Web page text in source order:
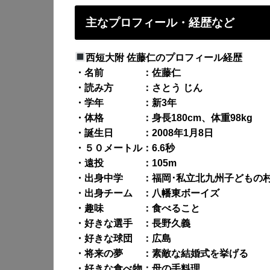
主なプロフィール・経歴など
西短大附 佐藤仁のプロフィール経歴
・名前 ：佐藤仁
・読み方 ：さとう じん
・学年 ：新3年
・体格 ：身長180cm、体重98kg
・誕生日 ：2008年1月8日
・５０メートル：6.6秒
・遠投 ：105m
・出身中学 ：福岡･私立北九州子どもの
・出身チーム ：八幡東ボーイズ
・趣味 ：食べること
・好きな選手 ：長野久義
・好きな球団 ：広島
・将来の夢 ：素敵な結婚式を挙げる